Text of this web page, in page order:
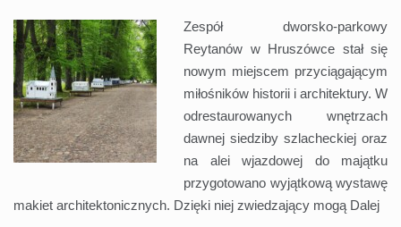
Zespół dworsko-parkowy
Reytanów w Hruszówce stał się
nowym miejscem przyciągającym
miłośników historii i architektury. W
odrestaurowanych wnętrzach
dawnej siedziby szlacheckiej oraz
na alei wjazdowej do majątku
przygotowano wyjątkową wystawę
makiet architektonicznych. Dzięki niej zwiedzający mogą Dalej